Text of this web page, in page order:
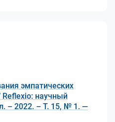
эмпатических
Reflexio: научный
– 2022. – Т. 15, № 1. —